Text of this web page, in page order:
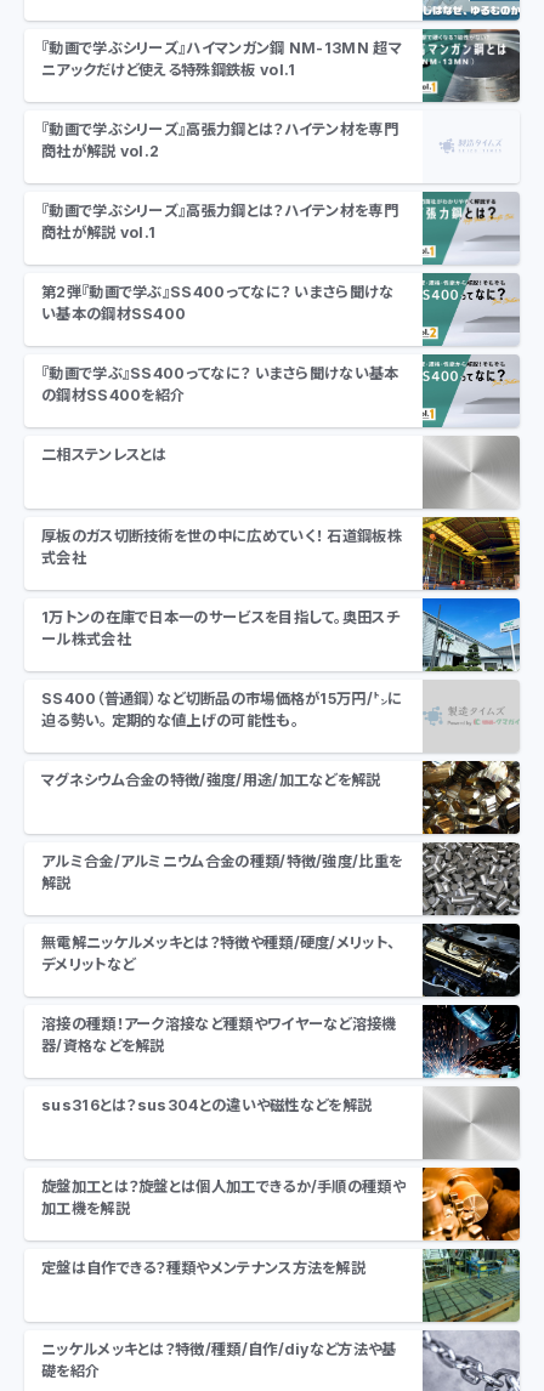
『動画で学ぶシリーズ』ハイマンガン鋼 NM-13MN 超マ
ニアックだけど使える特殊鋼鉄板 vol.1
『動画で学ぶシリーズ』高張力鋼とは？ハイテン材を専門
商社が解説 vol.2
『動画で学ぶシリーズ』高張力鋼とは？ハイテン材を専門
商社が解説 vol.1
第2弾『動画で学ぶ』SS400ってなに？ いまさら聞けな
い基本の鋼材SS400
『動画で学ぶ』SS400ってなに？ いまさら聞けない基本
の鋼材SS400を紹介
二相ステンレスとは
厚板のガス切断技術を世の中に広めていく！ 石道鋼板株
式会社
1万トンの在庫で日本一のサービスを目指して。奥田スチ
ール株式会社
SS400（普通鋼）など切断品の市場価格が15万円/㌧に
迫る勢い。 定期的な値上げの可能性も。
マグネシウム合金の特徴/強度/用途/加工などを解説
アルミ合金/アルミニウム合金の種類/特徴/強度/比重を
解説
無電解ニッケルメッキとは？特徴や種類/硬度/メリット、
デメリットなど
溶接の種類！アーク溶接など種類やワイヤーなど溶接機
器/資格などを解説
sus316とは？sus304との違いや磁性などを解説
旋盤加工とは？旋盤とは個人加工できるか/手順の種類や
加工機を解説
定盤は自作できる？種類やメンテナンス方法を解説
ニッケルメッキとは？特徴/種類/自作/diyなど方法や基
礎を紹介